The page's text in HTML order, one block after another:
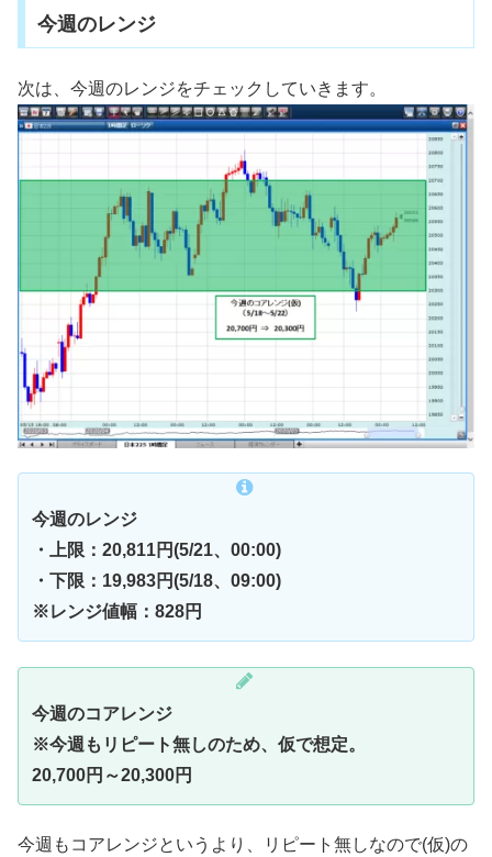
今週のレンジ
次は、今週のレンジをチェックしていきます。
今週のレンジ
・上限：20,811円(5/21、00:00)
・下限：19,983円(5/18、09:00)
※レンジ値幅：828円
今週のコアレンジ
※今週もリピート無しのため、仮で想定。
20,700円～20,300円
今週もコアレンジというより、リピート無しなので(仮)の